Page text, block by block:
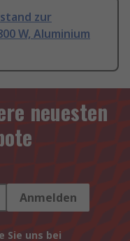
zur
W, Aluminium
neuesten
Anmelden
Sie uns bei